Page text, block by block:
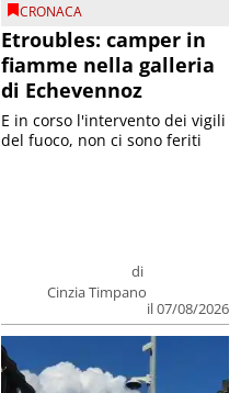
CRONACA
Etroubles: camper in
fiamme nella galleria
di Echevennoz
di
Cinzia Timpano
il 07/08/2026
E in corso l'intervento dei vigili
del fuoco, non ci sono feriti